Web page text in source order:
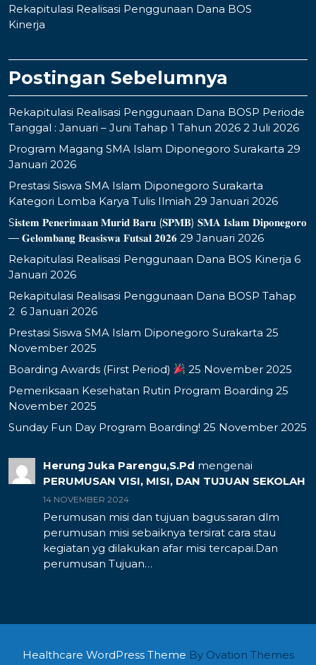
Rekapitulasi Realisasi Penggunaan Dana BOS
Kinerja
Postingan Sebelumnya
Rekapitulasi Realisasi Penggunaan Dana BOSP Periode
Tanggal : Januari – Juni Tahap 1 Tahun 2026 2 Juli 2026
Program Magang SMA Islam Diponegoro Surakarta 29
Januari 2026
Prestasi Siswa SMA Islam Diponegoro Surakarta
Kategori Lomba Karya Tulis Ilmiah 29 Januari 2026
S𝐢𝐬𝐭𝐞𝐦 𝐏𝐞𝐧𝐞𝐫𝐢𝐦𝐚𝐚𝐧 𝐌𝐮𝐫𝐢𝐝 𝐁𝐚𝐫𝐮 (𝐒𝐏𝐌𝐁) 𝐒𝐌𝐀 𝐈𝐬𝐥𝐚𝐦 𝐃𝐢𝐩𝐨𝐧𝐞𝐠𝐨𝐫𝐨
— 𝐆𝐞𝐥𝐨𝐦𝐛𝐚𝐧𝐠 𝐁𝐞𝐚𝐬𝐢𝐬𝐰𝐚 𝐅𝐮𝐭𝐬𝐚𝐥 𝟐𝟎𝟐𝟔 29 Januari 2026
Rekapitulasi Realisasi Penggunaan Dana BOS Kinerja 6
Januari 2026
Rekapitulasi Realisasi Penggunaan Dana BOSP Tahap
2 6 Januari 2026
Prestasi Siswa SMA Islam Diponegoro Surakarta 25
November 2025
Boarding Awards (First Period)
25 November 2025
Pemeriksaan Kesehatan Rutin Program Boarding 25
November 2025
Sunday Fun Day Program Boarding! 25 November 2025
Herung Juka Parengu,S.Pd mengenai
PERUMUSAN VISI, MISI, DAN TUJUAN SEKOLAH
14 NOVEMBER 2024
Perumusan misi dan tujuan bagus.saran dlm
perumusan misi sebaiknya tersirat cara stau
kegiatan yg dilakukan afar misi tercapai.Dan
perumusan Tujuan…
Healthcare WordPress Theme By Ovation Themes